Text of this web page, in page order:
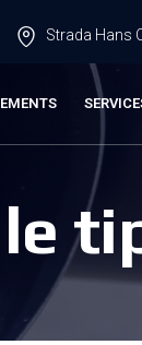
Strada Hans